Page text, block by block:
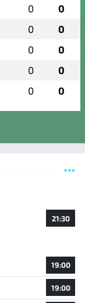
0 0
0 0
0 0
0 0
0 0
21:30
19:00
19:00